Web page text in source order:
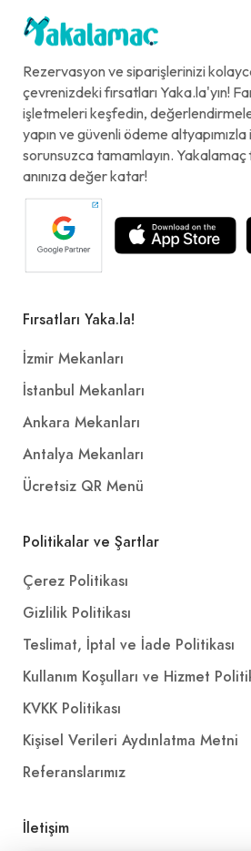
Rezervasyon ve siparişlerinizi
çevrenizdeki fırsatları Yaka.la'yın!
işletmeleri keşfedin,
yapın ve güvenli ödeme
sorunsuzca tamamlayın.
anınıza değer katar!
Fırsatları Yaka.la!
İzmir Mekanları
İstanbul Mekanları
Ankara Mekanları
Antalya Mekanları
Ücretsiz QR Menü
Politikalar ve Şartlar
Çerez Politikası
Gizlilik Politikası
Teslimat, İptal ve İade Politikası
Kullanım Koşulları ve Hizmet
KVKK Politikası
Kişisel Verileri Aydınlatma Metni
Referanslarımız
İletişim